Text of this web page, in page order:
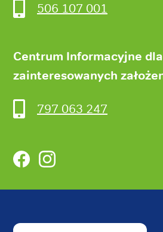
506 107 001
Centrum Informacyjne
zainteresowanych
797 063 247
FacebookInstagram